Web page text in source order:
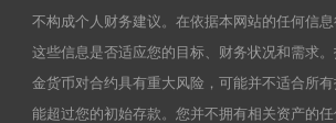
不构成个人财务建议。在依据本网站的任何信
这些信息是否适应您的目标、财务状况和需求
金货币对合约具有重大风险，可能并不适合所
能超过您的初始存款。您并不拥有相关资产的